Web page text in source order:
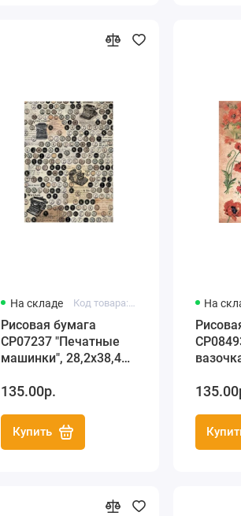
На складе Код товара: C3 CP07237
Рисовая бумага
CP07237 "Печатные
машинки", 28,2х38,4
(Россия)
135.00р.
Купить
На
Premier